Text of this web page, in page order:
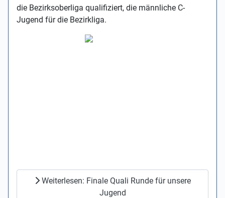
die Bezirksoberliga qualifiziert, die männliche C-
Jugend für die Bezirkliga.
Weiterlesen: Finale Quali Runde für unsere
Jugend